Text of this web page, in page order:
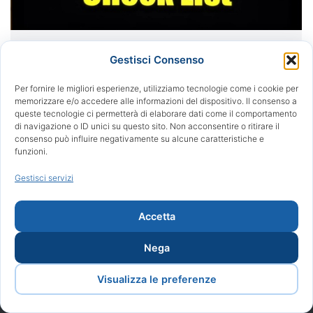
Gestisci Consenso
Per fornire le migliori esperienze, utilizziamo tecnologie come i cookie per
memorizzare e/o accedere alle informazioni del dispositivo. Il consenso a
queste tecnologie ci permetterà di elaborare dati come il comportamento
di navigazione o ID unici su questo sito. Non acconsentire o ritirare il
consenso può influire negativamente su alcune caratteristiche e
funzioni.
Gestisci servizi
Accetta
Nega
Visualizza le preferenze
Finishing in Tecnica Straight-Wire
Pillole Ortodontiche,Uncategorized DiRedazione
09/06/2019
©2017 Arturo Fortini | Tutti i diritti riservati | Powered by Proweb
| Privacy & Cookie policy | Sitemap